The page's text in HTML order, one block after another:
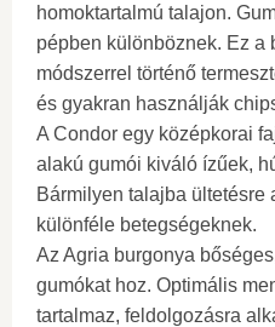
homoktartalmú talajon.
pépben különböznek. Ez a
módszerrel történő
és gyakran használják
A Condor egy középkorai
alakú gumói kiváló ízűek,
Bármilyen talajba ültetésre
különféle betegségeknek.
Az Agria burgonya
gumókat hoz. Optimális
tartalmaz, feldolgozásra